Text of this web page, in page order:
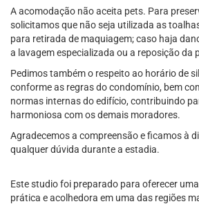
A acomodação não aceita pets. Para
solicitamos que não seja utilizada as
para retirada de maquiagem; caso haja
a lavagem especializada ou a reposição da
Pedimos também o respeito ao horário de
conforme as regras do condomínio, bem
normas internas do edifício, contribuindo
harmoniosa com os demais moradores.
Agradecemos a compreensão e ficamos à
qualquer dúvida durante a estadia.
Este studio foi preparado para oferecer
prática e acolhedora em uma das regiões